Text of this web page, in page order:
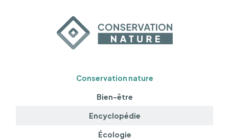
Conservation nature
Bien-être
Encyclopédie
Écologie